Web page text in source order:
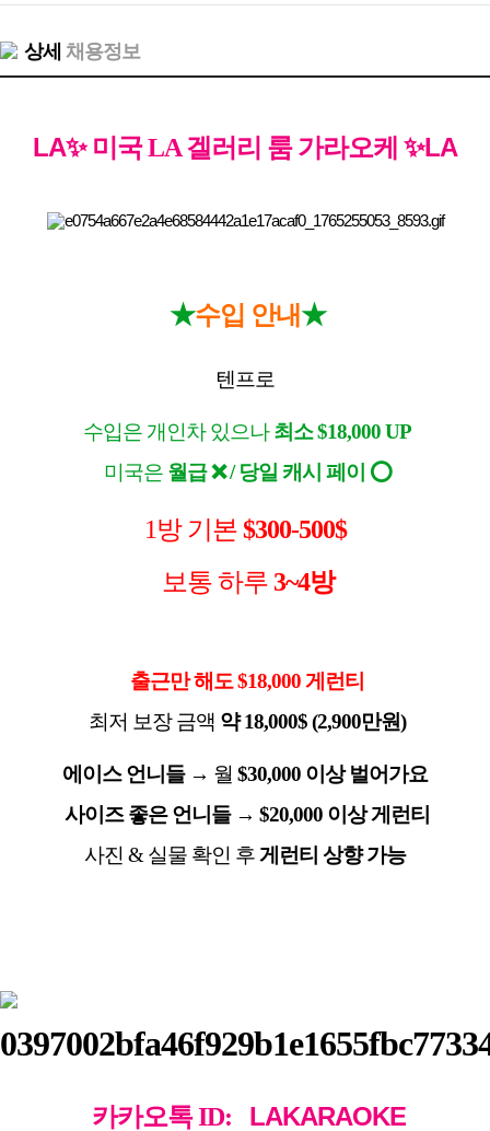
상세 채용정보
LA✨ 미국LA겔러리 룸 가라오케 ✨LA
★수입 안내★
텐프로
수입은 개인차 있으나최소$18,000 UP
미국은 월급❌/당일 캐시 페이 ⭕
1방 기본$300-500$
보통 하루 3~4방
출근만 해도$18,000게런티
최저 보장 금액 약18,000$ (2,900만원)
에이스 언니들→ 월 $30,000 이상 벌어가요
사이즈 좋은 언니들→ $20,000 이상 게런티
사진 & 실물 확인 후게런티 상향 가능
카카오톡ID: LAKARAOKE